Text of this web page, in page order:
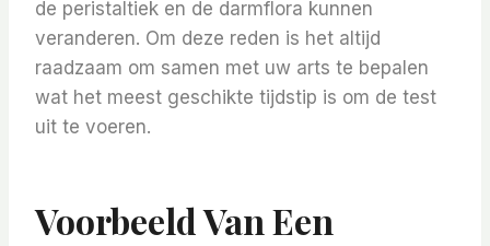
de peristaltiek en de darmflora kunnen
veranderen. Om deze reden is het altijd
raadzaam om samen met uw arts te bepalen
wat het meest geschikte tijdstip is om de test
uit te voeren.
Voorbeeld Van Een